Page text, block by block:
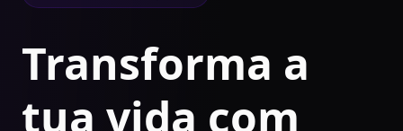
Transforma a
tua vida com